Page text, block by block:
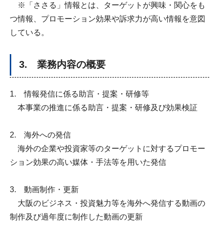
※「ささる」情報とは、ターゲットが興味・関心をも
つ情報、プロモーション効果や訴求力が高い情報を意図
している。
3. 業務内容の概要
1. 情報発信に係る助言・提案・研修等
本事業の推進に係る助言・提案・研修及び効果検証
2. 海外への発信
海外の企業や投資家等のターゲットに対するプロモー
ション効果の高い媒体・手法等を用いた発信
3. 動画制作・更新
大阪のビジネス・投資魅力等を海外へ発信する動画の
制作及び過年度に制作した動画の更新